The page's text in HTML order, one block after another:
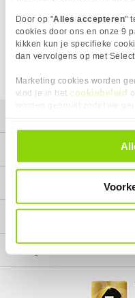
Door op "Alles accepteren"
cookies door ons en onze 9
kikken kun je specifieke
dan vervolgens op met
Marketing cookies worden
vind je in het cookiebeleid
alle cookies. Je kunt je
door in de footer van onze
Wij doen ons uiterste best
mogelijk leverbaar te
moment bij geen van onze
We helpen je graag met